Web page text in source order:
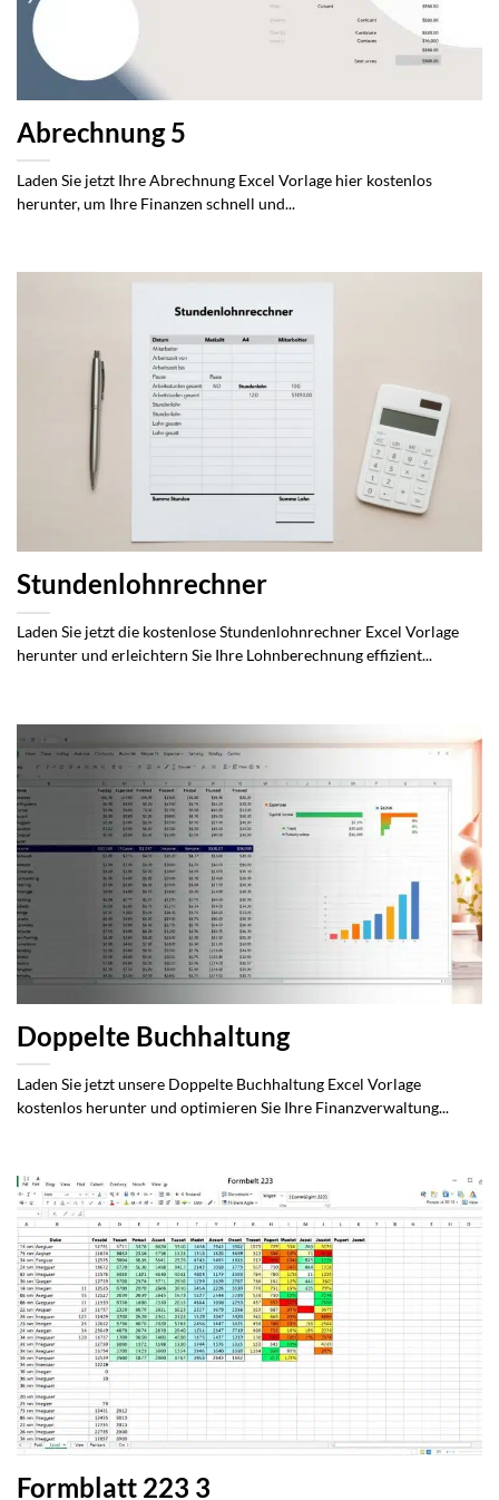
Abrechnung 5
Laden Sie jetzt Ihre Abrechnung Excel Vorlage hier kostenlos
herunter, um Ihre Finanzen schnell und...
Stundenlohnrechner
Laden Sie jetzt die kostenlose Stundenlohnrechner Excel Vorlage
herunter und erleichtern Sie Ihre Lohnberechnung effizient...
Doppelte Buchhaltung
Laden Sie jetzt unsere Doppelte Buchhaltung Excel Vorlage
kostenlos herunter und optimieren Sie Ihre Finanzverwaltung...
Formblatt 223 3